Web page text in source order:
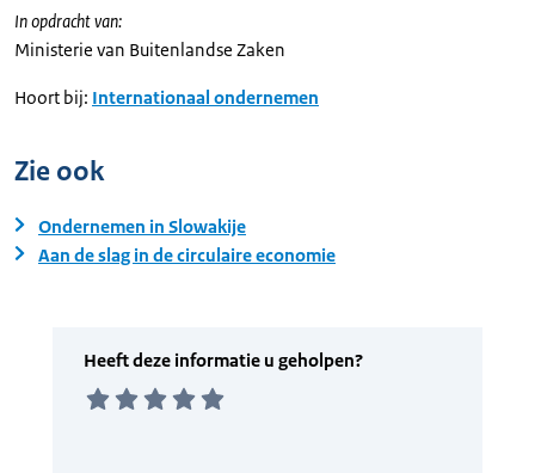
In opdracht van:
Ministerie van Buitenlandse Zaken
Hoort bij: Internationaal ondernemen
Zie ook
Ondernemen in Slowakije
Aan de slag in de circulaire economie